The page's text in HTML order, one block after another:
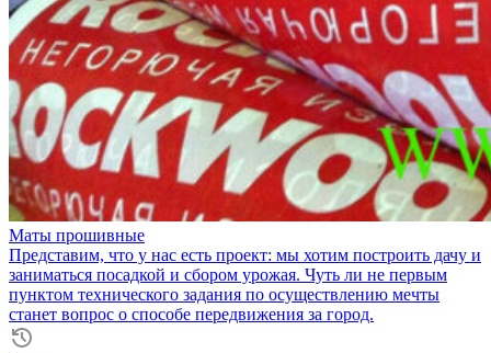
Маты прошивные
Представим, что у нас есть проект: мы хотим построить дачу и
заниматься посадкой и сбором урожая. Чуть ли не первым
пунктом технического задания по осуществлению мечты
станет вопрос о способе передвижения за город.